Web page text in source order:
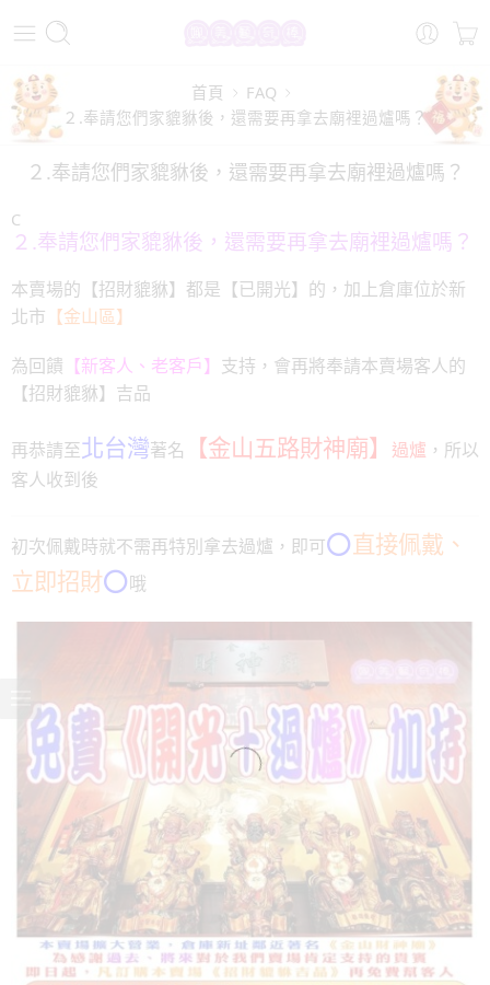
首頁
FAQ
２.奉請您們家貔貅後，還需要再拿去廟裡過爐嗎？
２.奉請您們家貔貅後，還需要再拿去廟裡過爐嗎？
C
２.奉請您們家貔貅後，還需要再拿去廟裡過爐嗎？
本賣場的【招財貔貅】都是【已開光】的，加上倉庫位於新
北市 【金山區】
為回饋 【新客人、老客戶】 支持，會再將奉請本賣場客人的
【招財貔貅】吉品
再恭請至北台灣著名 【金山五路財神廟】 過爐 ， 所以
客人收到後
初次佩戴時就不需再特別拿去過爐，即可⭕️直接佩戴、
立即招財⭕️哦